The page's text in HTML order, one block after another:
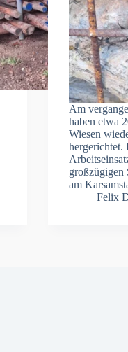
Am
haben etwa
Wiesen
hergerichtet.
großzügigen
am
Felix